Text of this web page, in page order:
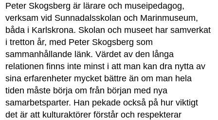
Peter Skogsberg är lärare och museipedagog,
verksam vid Sunnadalsskolan och Marinmuseum,
båda i Karlskrona. Skolan och museet har samverkat
i tretton år, med Peter Skogsberg som
sammanhållande länk. Värdet av den långa
relationen finns inte minst i att man kan dra nytta av
sina erfarenheter mycket bättre än om man hela
tiden måste börja om från början med nya
samarbetsparter. Han pekade också på hur viktigt
det är att kulturaktörer förstår och respekterar